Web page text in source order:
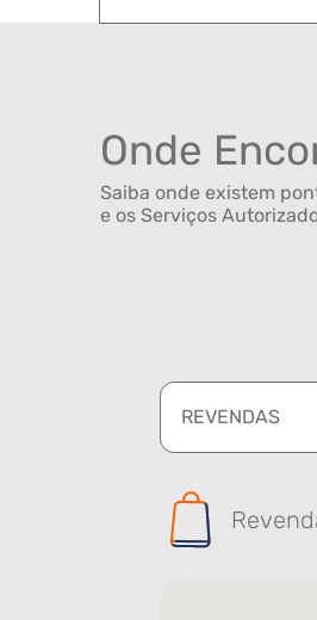
Onde
Saiba onde existem
e os Serviços
REVENDAS